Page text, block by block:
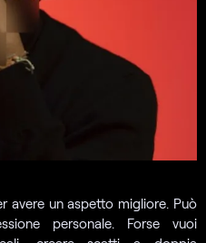
avere un aspetto migliore. Può
personale. Forse vuoi